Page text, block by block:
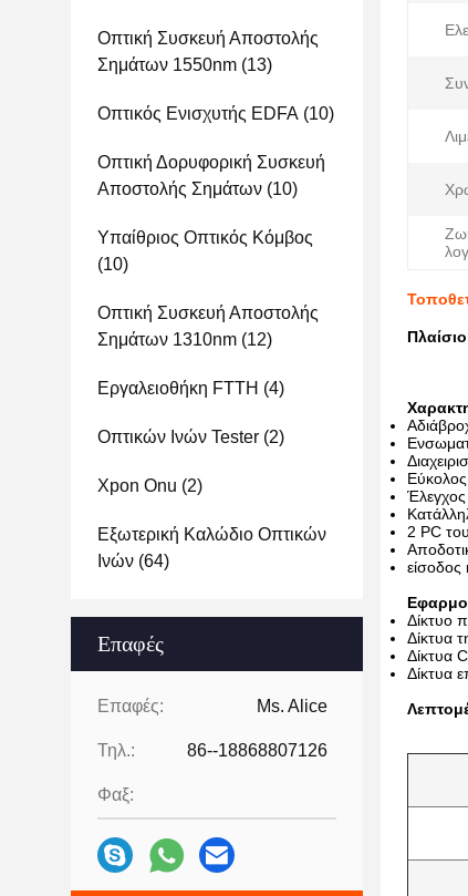
Οπτική Συσκευή Αποστολής
Σημάτων 1550nm (13)
Οπτικός Ενισχυτής EDFA (10)
Οπτική Δορυφορική Συσκευή
Αποστολής Σημάτων (10)
Υπαίθριος Οπτικός Κόμβος
(10)
Οπτική Συσκευή Αποστολής
Σημάτων 1310nm (12)
Εργαλειοθήκη FTTH (4)
Οπτικών Ινών Tester (2)
Xpon Onu (2)
Εξωτερική Καλώδιο Οπτικών
Ινών (64)
Επαφές
Επαφές: Ms. Alice
Τηλ.: 86--18868807126
Φαξ:
Εύκολος
2 PC
είσοδος
Δίκτυο
Δίκτυα
Δίκτυα
Δίκτυα